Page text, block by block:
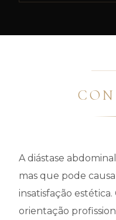
A diástase
mas que pode
insatisfação
orientação